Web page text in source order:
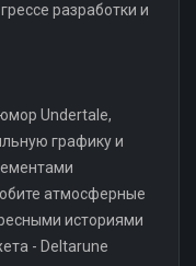
разработки и
Undertale,
графику и
атмосферные
историями
- Deltarune